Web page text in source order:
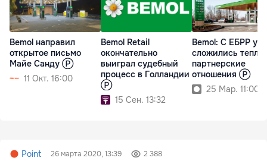
Bemol направил
открытое письмо
Майе Санду Ⓟ
11 Окт. 16:00
Bemol Retail
окончательно
выиграл судебный
процесс в Голландии
Ⓟ
15 Сен. 13:32
Bemol: С ЕБРР у
сложились
партнерские
отношения Ⓟ
25 Мар. 11:00
Point 26 марта 2020, 13:39 2 388